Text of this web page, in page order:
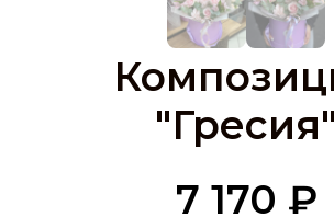
"Гресия"
7 170 ₽